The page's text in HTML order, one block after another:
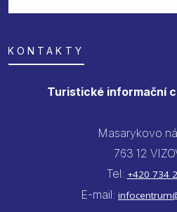
KONTAKTY
Turistické informační
Masarykovo
763 12
Tel: +420 734
E-mail: